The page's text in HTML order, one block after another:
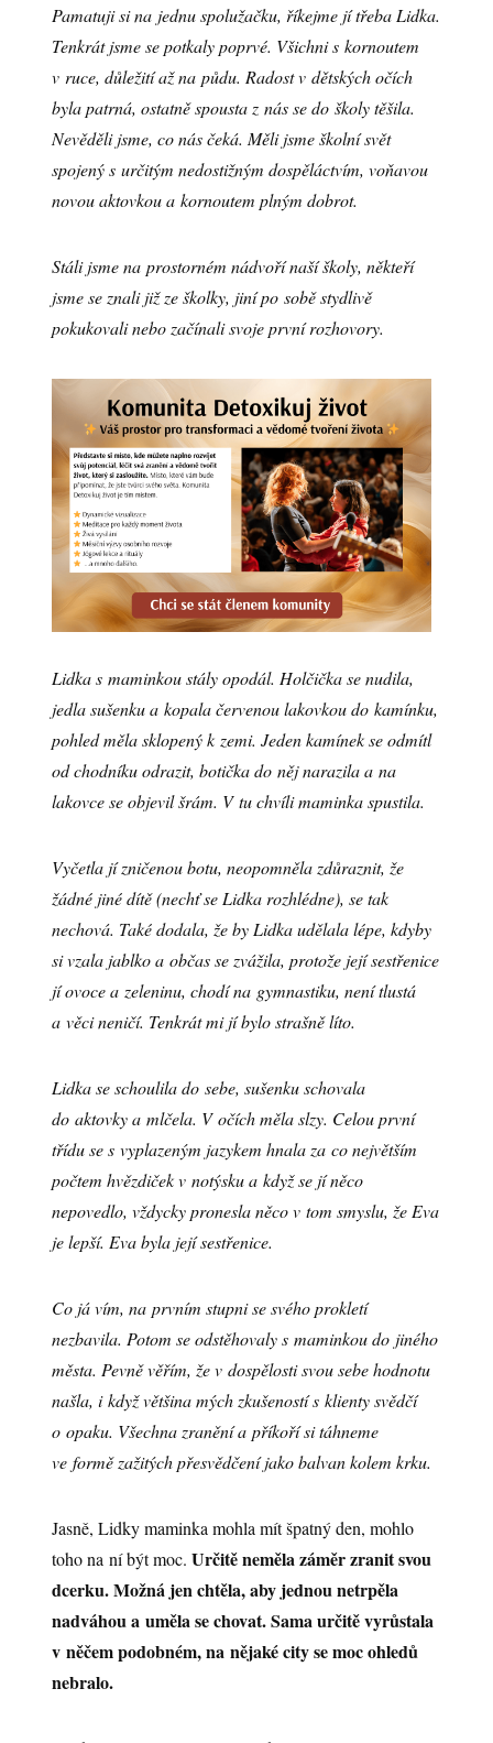
Pamatuji si na jednu spolužačku, říkejme jí třeba Lidka.
Tenkrát jsme se potkaly poprvé. Všichni s kornoutem
v ruce, důležití až na půdu. Radost v dětských očích
byla patrná, ostatně spousta z nás se do školy těšila.
Nevěděli jsme, co nás čeká. Měli jsme školní svět
spojený s určitým nedostižným dospěláctvím, voňavou
novou aktovkou a kornoutem plným dobrot.
Stáli jsme na prostorném nádvoří naší školy, někteří
jsme se znali již ze školky, jiní po sobě stydlivě
pokukovali nebo začínali svoje první rozhovory.
Lidka s maminkou stály opodál. Holčička se nudila,
jedla sušenku a kopala červenou lakovkou do kamínku,
pohled měla sklopený k zemi. Jeden kamínek se odmítl
od chodníku odrazit, botička do něj narazila a na
lakovce se objevil šrám. V tu chvíli maminka spustila.
Vyčetla jí zničenou botu, neopomněla zdůraznit, že
žádné jiné dítě (nechť se Lidka rozhlédne), se tak
nechová. Také dodala, že by Lidka udělala lépe, kdyby
si vzala jablko a občas se zvážila, protože její sestřenice
jí ovoce a zeleninu, chodí na gymnastiku, není tlustá
a věci neničí. Tenkrát mi jí bylo strašně líto.
Lidka se schoulila do sebe, sušenku schovala
do aktovky a mlčela. V očích měla slzy. Celou první
třídu se s vyplazeným jazykem hnala za co největším
počtem hvězdiček v notýsku a když se jí něco
nepovedlo, vždycky pronesla něco v tom smyslu, že Eva
je lepší. Eva byla její sestřenice.
Co já vím, na prvním stupni se svého prokletí
nezbavila. Potom se odstěhovaly s maminkou do jiného
města. Pevně věřím, že v dospělosti svou sebe hodnotu
našla, i když většina mých zkušeností s klienty svědčí
o opaku. Všechna zranění a příkoří si táhneme
ve formě zažitých přesvědčení jako balvan kolem krku.
Jasně, Lidky maminka mohla mít špatný den, mohlo
toho na ní být moc.Určitě neměla záměr zranit svou
dcerku. Možná jen chtěla, aby jednou netrpěla
nadváhou a uměla se chovat. Sama určitě vyrůstala
v něčem podobném, na nějaké city se moc ohledů
nebralo.